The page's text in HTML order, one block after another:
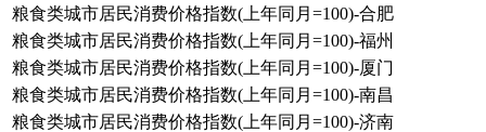
粮食类城市居民消费价格指数(上年同月=100)-合肥
粮食类城市居民消费价格指数(上年同月=100)-福州
粮食类城市居民消费价格指数(上年同月=100)-厦门
粮食类城市居民消费价格指数(上年同月=100)-南昌
粮食类城市居民消费价格指数(上年同月=100)-济南